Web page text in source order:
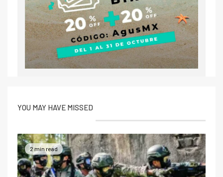
YOU MAY HAVE MISSED
2 min read